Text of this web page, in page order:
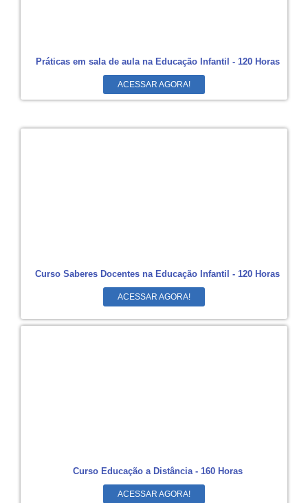
Práticas em sala de aula na Educação Infantil - 120 Horas
ACESSAR AGORA!
Curso Saberes Docentes na Educação Infantil - 120 Horas
ACESSAR AGORA!
Curso Educação a Distância - 160 Horas
ACESSAR AGORA!